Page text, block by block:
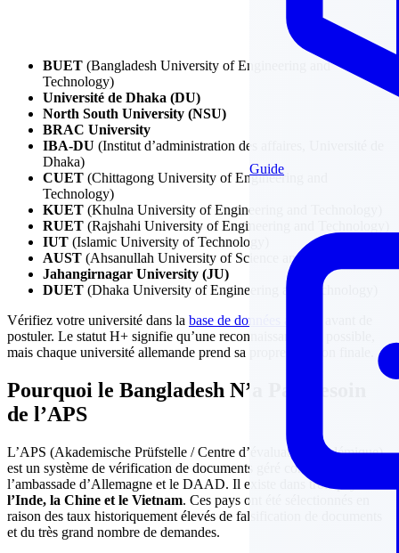
Guide
BUET (Bangladesh University of Engineering and
Technology)
Université de Dhaka (DU)
North South University (NSU)
BRAC University
IBA-DU (Institut d’administration des affaires, Université de
Dhaka)
CUET (Chittagong University of Engineering and
Technology)
KUET (Khulna University of Engineering and Technology)
RUET (Rajshahi University of Engineering and Technology)
IUT (Islamic University of Technology)
AUST (Ahsanullah University of Science and Technology)
Jahangirnagar University (JU)
DUET (Dhaka University of Engineering and Technology)
Vérifiez votre université dans la base de données anabin
postuler. Le statut H+ signifie qu’une reconnaissance est possible,
mais chaque université allemande prend sa propre décision finale.
Pourquoi le Bangladesh N’a Pas Besoin
de l’APS
L’APS (Akademische Prüfstelle / Centre d’évaluation académique)
est un système de vérification de documents géré conjointement par
l’ambassade d’Allemagne et le DAAD. Il existe dans trois pays :
l’Inde, la Chine et le Vietnam. Ces pays ont été sélectionnés en
raison des taux historiquement élevés de falsification de documents
et du très grand nombre de demandes.